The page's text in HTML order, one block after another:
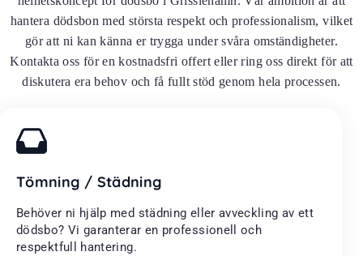
hantera dödsbon med största respekt och professionalism, vilket
gör att ni kan känna er trygga under svåra omständigheter.
Kontakta oss för en kostnadsfri offert eller ring oss direkt för att
diskutera era behov och få fullt stöd genom hela processen.
Tömning / Städning
Behöver ni hjälp med städning eller avveckling av ett
dödsbo? Vi garanterar en professionell och
respektfull hantering.